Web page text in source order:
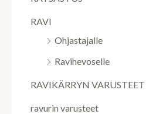
RAVI
Ohjastajalle
Ravihevoselle
RAVIKÄRRYN VARUSTEET
ravurin varusteet